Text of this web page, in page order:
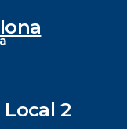
Local 2